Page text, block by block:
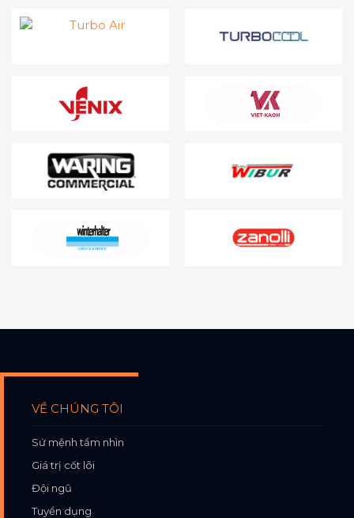
VỀ CHÚNG TÔI
Sứ mệnh tầm nhìn
Giá trị cốt lõi
Đội ngũ
Tuyển dụng